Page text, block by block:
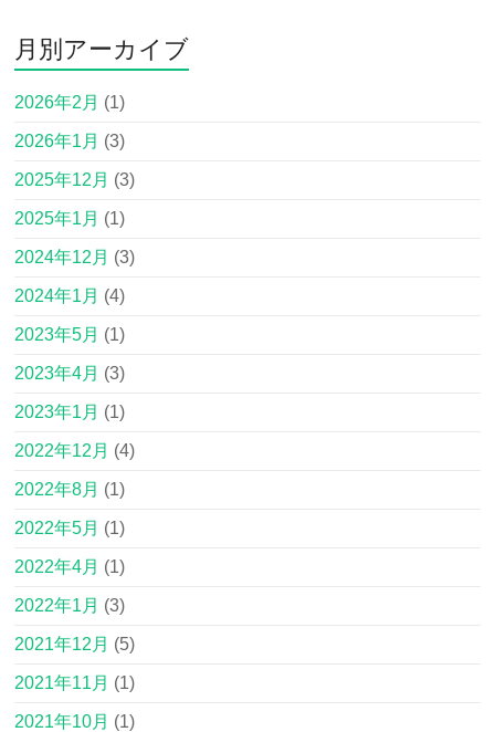
月別アーカイブ
2026年2月 (1)
2026年1月 (3)
2025年12月 (3)
2025年1月 (1)
2024年12月 (3)
2024年1月 (4)
2023年5月 (1)
2023年4月 (3)
2023年1月 (1)
2022年12月 (4)
2022年8月 (1)
2022年5月 (1)
2022年4月 (1)
2022年1月 (3)
2021年12月 (5)
2021年11月 (1)
2021年10月 (1)